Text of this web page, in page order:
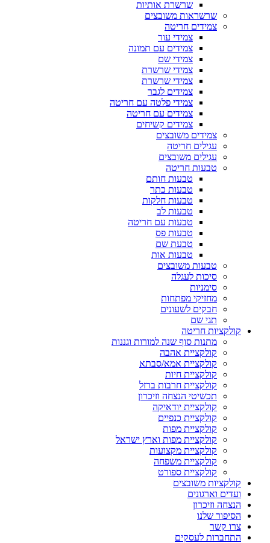
שרשרת אותיות
שרשראות משובצים
צמידים חריטה
צמידי עור
צמידים עם תמונה
צמידי שם
צמידי שרשרת
צמידי שרשרת
צמידים לגבר
צמידי פלטה עם חריטה
צמידים עם חריטה
צמידים קשיחים
צמידים משובצים
עגילים חריטה
עגילים משובצים
טבעות חריטה
טבעות חותם
טבעות כתר
טבעות חלקות
טבעות לב
טבעות עם חריטה
טבעות פס
טבעת שם
טבעות אות
טבעות משובצים
סיכות לעגלה
סימניות
מחזיקי מפתחות
חבקים לשעונים
תגי שם
קולקציות חריטה
מתנות סוף שנה למורות וגננות
קולקציית אהבה
קולקציית אמא/סבתא
קולקציית חיות
קולקציית חרבות ברזל
תכשיטי הנצחה וזיכרון
קולקציית יודאיקה
קולקציית כנפיים
קולקציית מפות
קולקציית מפות וארץ ישראל
קולקציית מקצועות
קולקציית משפחה
קולקציית ספורט
קולקציות משובצים
ועדים וארגונים
הנצחה וזיכרון
הסיפור שלנו
צרו קשר
התחברות לעסקים